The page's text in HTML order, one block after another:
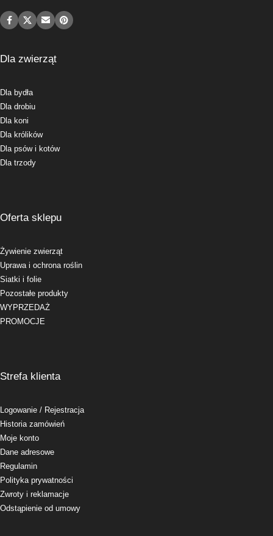
Dla zwierząt
Dla bydła
Dla drobiu
Dla koni
Dla królików
Dla psów i kotów
Dla trzody
Oferta sklepu
Żywienie zwierząt
Uprawa i ochrona roślin
Siatki i folie
Pozostałe produkty
WYPRZEDAŻ
PROMOCJE
Strefa klienta
Logowanie / Rejestracja
Historia zamówień
Moje konto
Dane adresowe
Regulamin
Polityka prywatności
Zwroty i reklamacje
Odstąpienie od umowy